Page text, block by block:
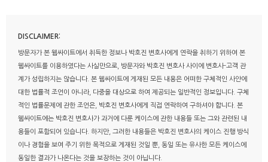
DISCLAIMER:
방문자가 본 웹싸이트에서 취득한 정보나 박호진 변호사에게 연락을 취하기 위하여 본
웹싸이트를 이용하였다는 사실만으로, 방문자와 박호진 변호사 사이에 변호사-고객 관
계가 성립하지는 않습니다. 본 웹싸이트에 게재된 모든 내용은 어떠한 구체적인 사안에
대한 법률적 조언이 아니라, 다중을 대상으로 하여 제공되는 일반적인 정보입니다. 구체
적인 법률문제에 관한 조언은, 박호진 변호사에게 직접 연락하여 구하셔야 합니다. 본
웹싸이트에는 박호진 변호사가 과거에 다룬 케이스에 관한 내용들 또는 그와 관련된 내
용들이 포함되어 있습니다. 하지만, 그러한 내용들은 박호진 변호사의 케이스 진행 방식
이나 경험을 보여 주기 위한 목적으로 게재된 것일 뿐, 동일 또는 유사한 모든 케이스에
동일한 결과가 나온다는 것을 보장하는 것이 아닙니다.